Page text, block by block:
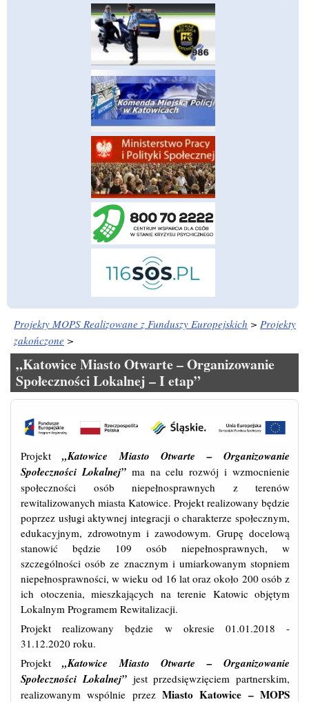
Projekty MOPS Realizowane z Funduszy Europejskich > Projekty
zakończone >
„Katowice Miasto Otwarte – Organizowanie
Społeczności Lokalnej – I etap”
Projekt „Katowice Miasto Otwarte – Organizowanie
Społeczności Lokalnej” ma na celu rozwój i wzmocnienie
społeczności osób niepełnosprawnych z terenów
rewitalizowanych miasta Katowice. Projekt realizowany będzie
poprzez usługi aktywnej integracji o charakterze społecznym,
edukacyjnym, zdrowotnym i zawodowym. Grupę docelową
stanowić będzie 109 osób niepełnosprawnych, w
szczególności osób ze znacznym i umiarkowanym stopniem
niepełnosprawności, w wieku od 16 lat oraz około 200 osób z
ich otoczenia, mieszkających na terenie Katowic objętym
Lokalnym Programem Rewitalizacji.
Projekt realizowany będzie w okresie 01.01.2018 -
31.12.2020 roku.
Projekt„Katowice Miasto Otwarte – Organizowanie
Społeczności Lokalnej”jest przedsięwzięciem partnerskim,
realizowanym wspólnie przez Miasto Katowice – MOPS